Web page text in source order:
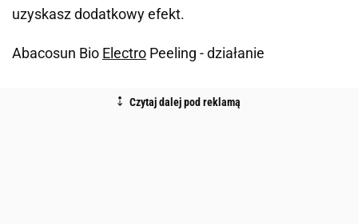
uzyskasz dodatkowy efekt.
Abacosun Bio Electro Peeling - działanie